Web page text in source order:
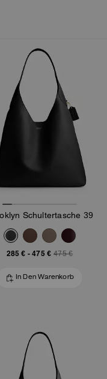
30 items.
Schultertasche 39
285 € -475 € 475 €
In Den Warenkorb